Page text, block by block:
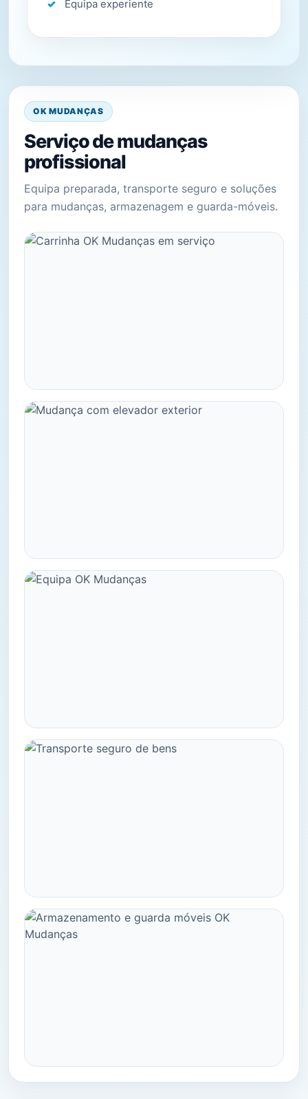
Equipa experiente
OK MUDANÇAS
Serviço de mudanças
profissional
Equipa preparada, transporte seguro e soluções
para mudanças, armazenagem e guarda-móveis.